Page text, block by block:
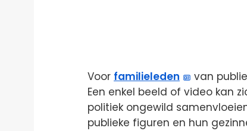
Voor familieleden
van
Een enkel beeld of video kan
politiek ongewild
publieke figuren en hun